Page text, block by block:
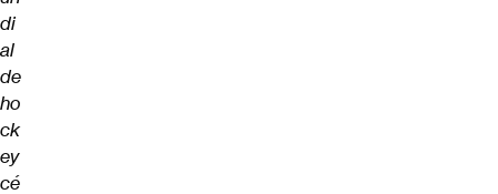
di
al
de
ho
ck
ey
cé